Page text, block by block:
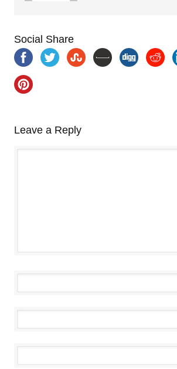
Social Share
Leave a Reply